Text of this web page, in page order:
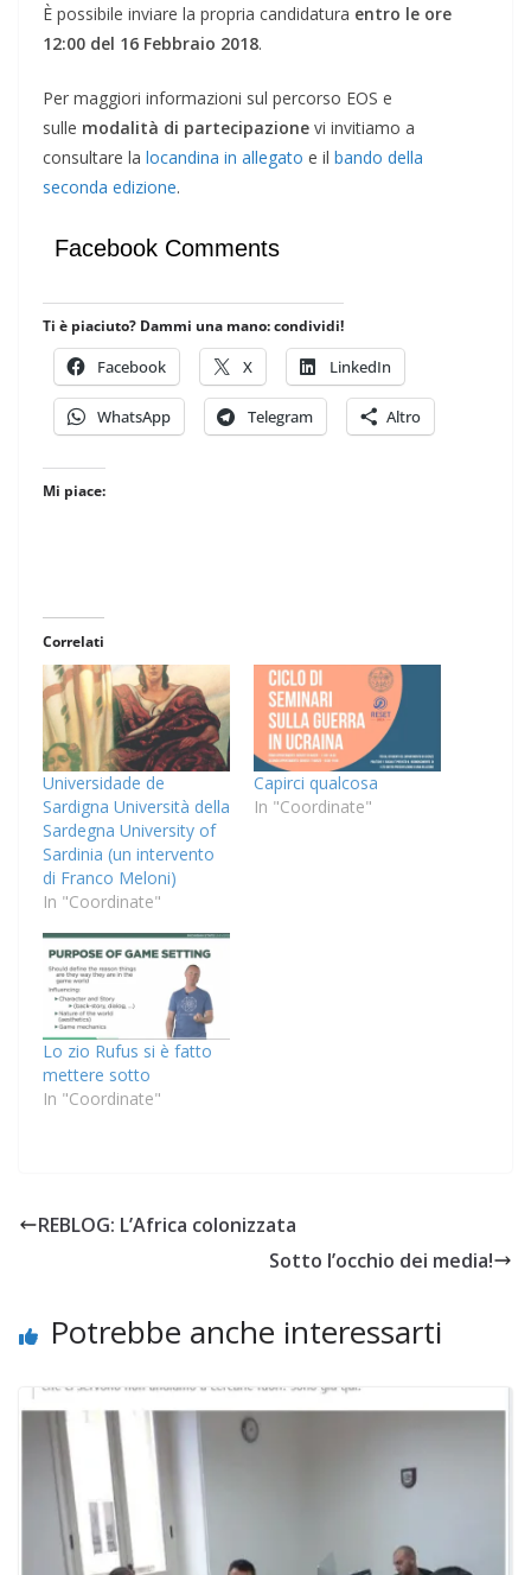
È possibile inviare la propria candidatura entro le ore
12:00 del 16 Febbraio 2018.
Per maggiori informazioni sul percorso EOS e
sulle modalità di partecipazione vi invitiamo a
consultare la locandina in allegato e il bando della
seconda edizione.
Facebook Comments
Ti è piaciuto? Dammi una mano: condividi!
Facebook X LinkedIn
WhatsApp Telegram Altro
Mi piace:
Correlati
Universidade de
Sardigna Università della
Sardegna University of
Sardinia (un intervento
di Franco Meloni)
In "Coordinate"
Capirci qualcosa
In "Coordinate"
Lo zio Rufus si è fatto
mettere sotto
In "Coordinate"
REBLOG: L’Africa colonizzata
Sotto l’occhio dei media!
Potrebbe anche interessarti